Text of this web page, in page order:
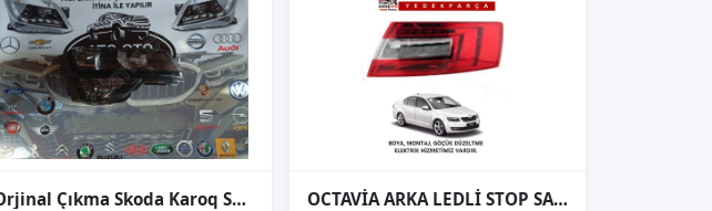
Orjinal Çıkma Skoda Karoq Sağ Far - İkinci El Oto Parçası OCTAVİA ARKA LEDLİ STOP SAĞ SOL 2013 2014 2015 2016 2017 KAMPANYA